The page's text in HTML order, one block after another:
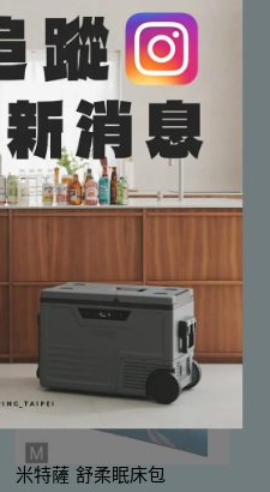
米特薩 眠月充氣床
NT$4,680
加入購物車
米特薩 舒柔眠床包